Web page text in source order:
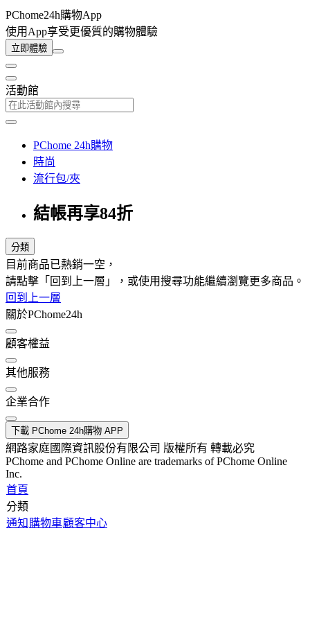
PChome24h購物App
使用App享受更優質的購物體驗
立即體驗
活動館
PChome 24h購物
時尚
流行包/夾
結帳再享84折
分類
目前商品已熱銷一空，
請點擊「回到上一層」，或使用搜尋功能繼續瀏覽更多商品。
回到上一層
關於PChome24h
顧客權益
其他服務
企業合作
下載 PChome 24h購物 APP
網路家庭國際資訊股份有限公司 版權所有 轉載必究
PChome and PChome Online are trademarks of PChome Online
Inc.
首頁
分類
通知 購物車顧客中心